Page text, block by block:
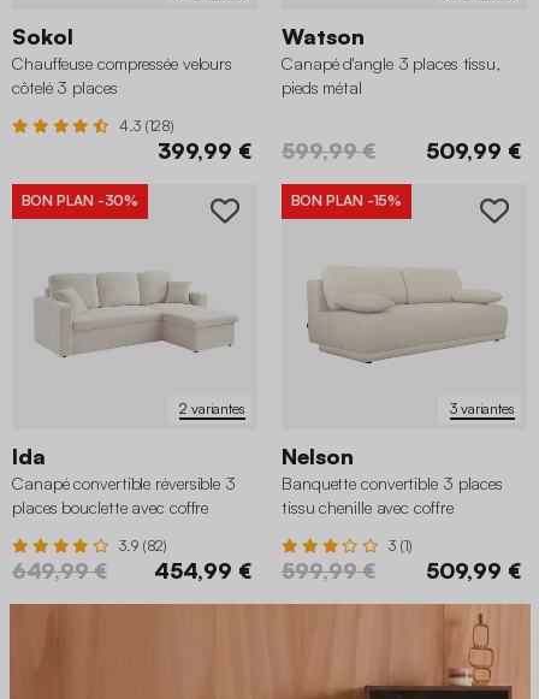
Sokol
Chauffeuse compressée velours
côtelé 3 places
4.3 (128)
399,99 €
Watson
Canapé d'angle 3 places tissu,
pieds métal
599,99 € 509,99 €
2 variantes
BON PLAN -30%
Ida
Canapé convertible réversible 3
places bouclette avec coffre
3.9 (82)
649,99 € 454,99 €
3 variantes
BON PLAN -15%
Nelson
Banquette convertible 3 places
tissu chenille avec coffre
3 (1)
599,99 € 509,99 €